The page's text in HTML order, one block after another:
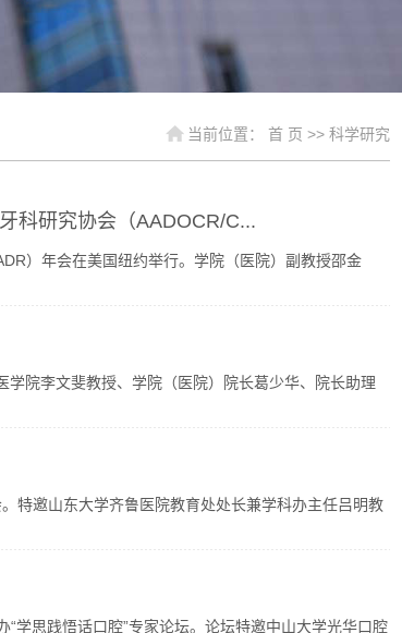
当前位置： 首 页 >> 科学研究
科研究协会（AADOCR/C...
）年会在美国纽约举行。学院（医院）副教授邵金
院李文斐教授、学院（医院）院长葛少华、院长助理
特邀山东大学齐鲁医院教育处处长兼学科办主任吕明教
学思践悟话口腔”专家论坛。论坛特邀中山大学光华口腔